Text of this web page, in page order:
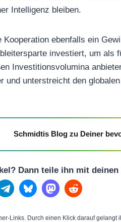
Intelligenz bleiben.
Kooperation ebenfalls ein
investiert, um als
Investitionsvolumina
und unterstreicht den
Schmidtis Blog zu Deiner
Dann teile ihn mit deinen
Links. Durch einen Klick darauf